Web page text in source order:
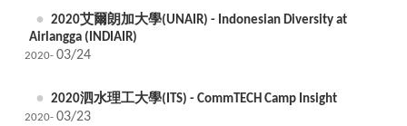
2020艾爾朗加大學(UNAIR) - Indonesian Diversity at
Airlangga (INDIAIR)
2020- 03/24
2020泗水理工大學(ITS) - CommTECH Camp Insight
2020- 03/23